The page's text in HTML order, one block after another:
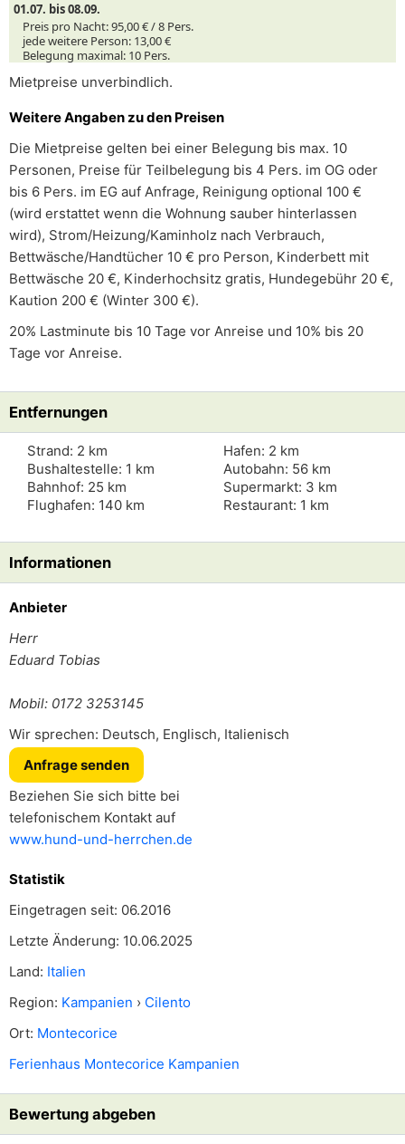
01.07. bis 08.09.
Preis pro Nacht:95,00 € /8 Pers.
jede weitere Person: 13,00 €
Belegung maximal: 10 Pers.
Mietpreise unverbindlich.
Weitere Angaben zu den Preisen
Die Mietpreise gelten bei einer Belegung bis max. 10
Personen, Preise für Teilbelegung bis 4 Pers. im OG oder
bis 6 Pers. im EG auf Anfrage, Reinigung optional 100 €
(wird erstattet wenn die Wohnung sauber hinterlassen
wird), Strom/Heizung/Kaminholz nach Verbrauch,
Bettwäsche/Handtücher 10 € pro Person, Kinderbett mit
Bettwäsche 20 €, Kinderhochsitz gratis, Hundegebühr 20 €,
Kaution 200 € (Winter 300 €).
20% Lastminute bis 10 Tage vor Anreise und 10% bis 20
Tage vor Anreise.
Entfernungen
Strand: 2 km
Bushaltestelle: 1 km
Bahnhof: 25 km
Flughafen: 140 km
Hafen: 2 km
Autobahn: 56 km
Supermarkt: 3 km
Restaurant: 1 km
Informationen
Anbieter
Herr
Eduard Tobias
Mobil: 0172 3253145
Wir sprechen: Deutsch, Englisch, Italienisch
Anfrage senden
Beziehen Sie sich bitte bei
telefonischem Kontakt auf
www.hund-und-herrchen.de
Statistik
Eingetragen seit: 06.2016
Letzte Änderung: 10.06.2025
Land: Italien
Region: Kampanien › Cilento
Ort: Montecorice
Ferienhaus Montecorice Kampanien
Bewertung abgeben